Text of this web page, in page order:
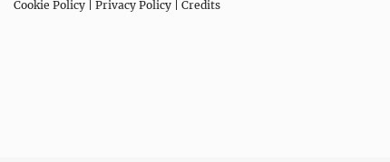
Cookie Policy Privacy Policy Credits